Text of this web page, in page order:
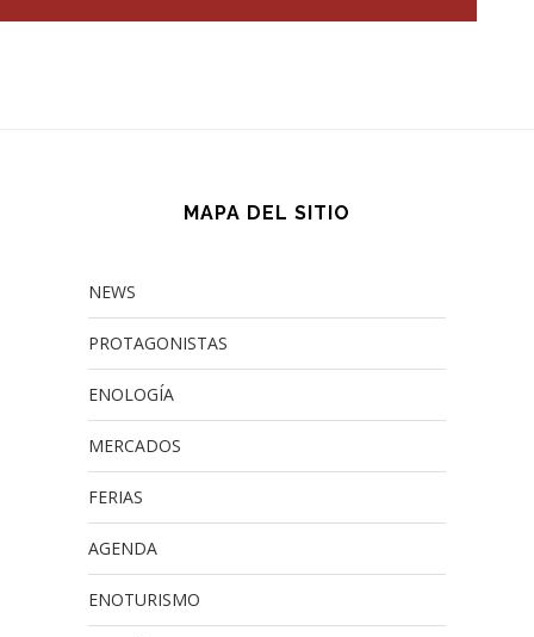
MAPA DEL SITIO
NEWS
PROTAGONISTAS
ENOLOGÍA
MERCADOS
FERIAS
AGENDA
ENOTURISMO